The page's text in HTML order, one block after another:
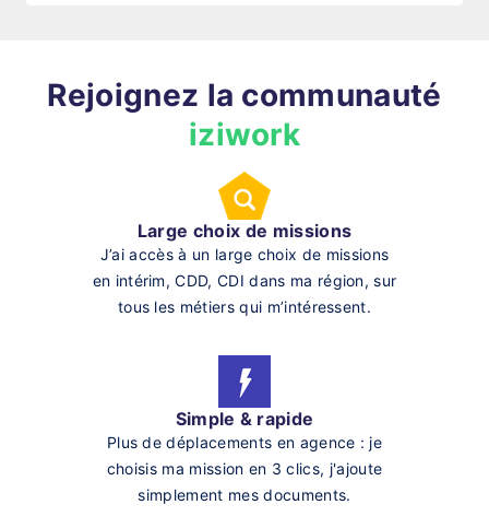
Rejoignez la communauté
iziwork
Large choix de missions
J’ai accès à un large choix de missions
en intérim, CDD, CDI dans ma région, sur
tous les métiers qui m’intéressent.
Simple & rapide
Plus de déplacements en agence : je
choisis ma mission en 3 clics, j'ajoute
simplement mes documents.